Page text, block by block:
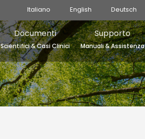
Italiano English Deutsch
Documenti
Scientifici & Casi Clinici
Supporto
Manuali & Assistenza